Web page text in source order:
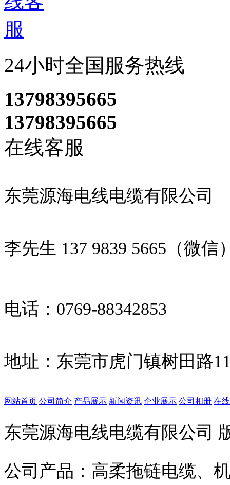
24小时全国服务热线
13798395665
13798395665
在线客服
东莞源海电线电缆有限公司
李先生 137 9839 5665（微信
电话：0769-88342853
地址： 东莞市虎门镇树田路
网站首页 公司简介 产品展示 新闻资讯 企业展示 公司相册 在
东莞源海电线电缆有限公司
公司产品：高柔拖链电缆、